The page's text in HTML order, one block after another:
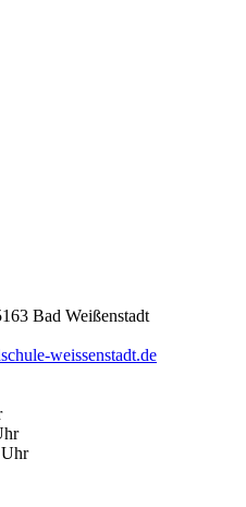
Bad Weißenstadt
weissenstadt.de